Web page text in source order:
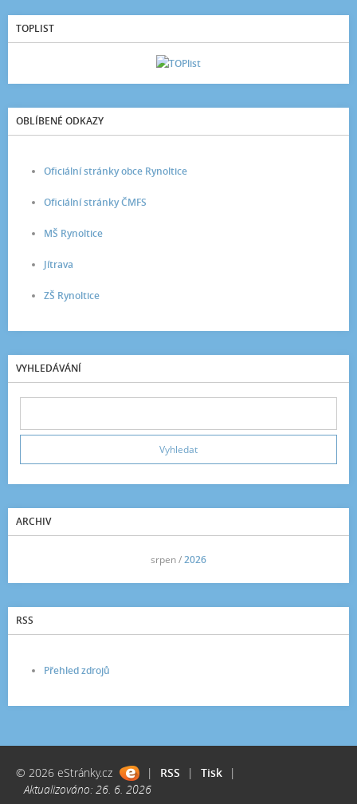
TOPLIST
OBLÍBENÉ ODKAZY
Oficiální stránky obce Rynoltice
Oficiální stránky ČMFS
MŠ Rynoltice
Jítrava
ZŠ Rynoltice
VYHLEDÁVÁNÍ
ARCHIV
srpen /2026
RSS
Přehled zdrojů
© 2026 eStránky.cz | RSS | Tisk
|
Aktualizováno: 26. 6. 2026